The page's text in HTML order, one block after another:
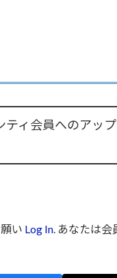
ィ会員へのアッ
い Log In . あなたは